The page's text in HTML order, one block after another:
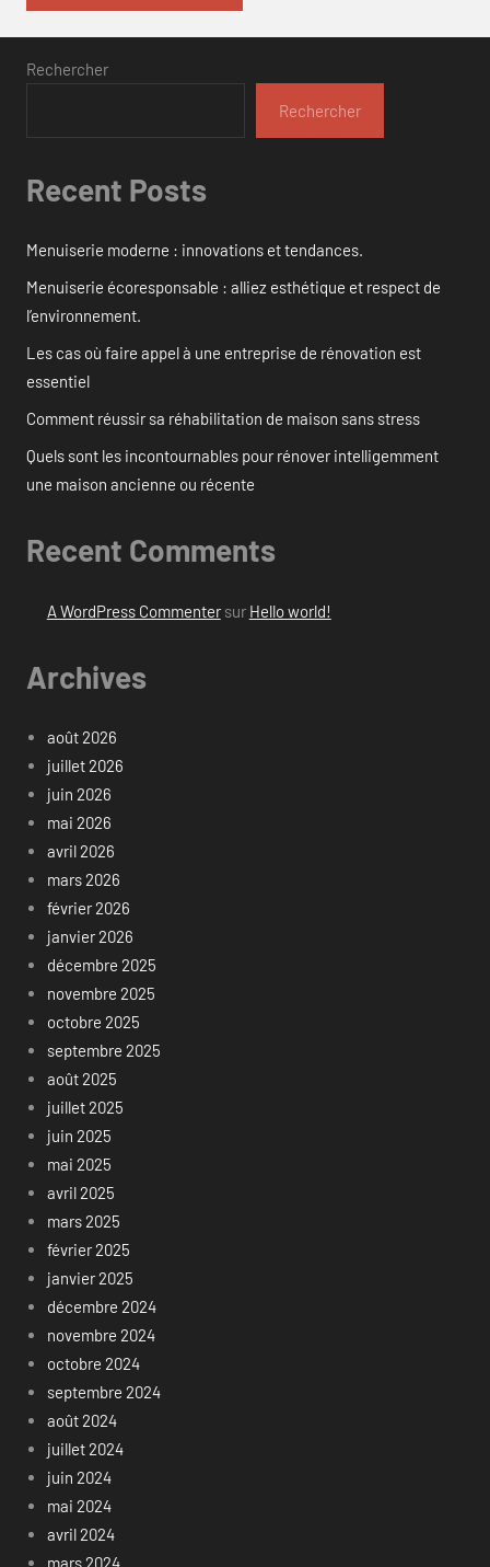
Rechercher
Rechercher
Recent Posts
Menuiserie moderne : innovations et tendances.
Menuiserie écoresponsable : alliez esthétique et respect de
l’environnement.
Les cas où faire appel à une entreprise de rénovation est
essentiel
Comment réussir sa réhabilitation de maison sans stress
Quels sont les incontournables pour rénover intelligemment
une maison ancienne ou récente
Recent Comments
A WordPress Commentersur Hello world!
Archives
août 2026
juillet 2026
juin 2026
mai 2026
avril 2026
mars 2026
février 2026
janvier 2026
décembre 2025
novembre 2025
octobre 2025
septembre 2025
août 2025
juillet 2025
juin 2025
mai 2025
avril 2025
mars 2025
février 2025
janvier 2025
décembre 2024
novembre 2024
octobre 2024
septembre 2024
août 2024
juillet 2024
juin 2024
mai 2024
avril 2024
mars 2024